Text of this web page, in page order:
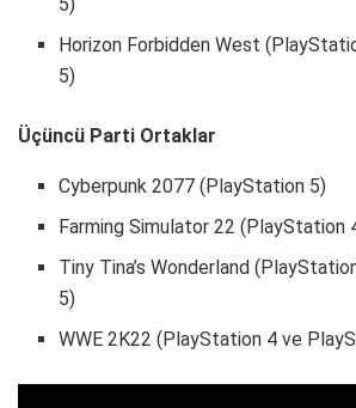
Horizon Forbidden West
5)
Üçüncü Parti Ortaklar
Cyberpunk 2077 (PlayStation 5)
Farming Simulator 22 (PlayStation
Tiny Tina’s Wonderland
5)
WWE 2K22 (PlayStation 4 ve